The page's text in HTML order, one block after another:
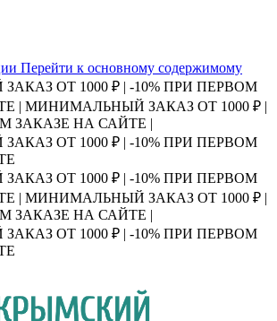
Перейти к основному содержимому
ОТ 1000 ₽ | -10% ПРИ ПЕРВОМ
| МИНИМАЛЬНЫЙ ЗАКАЗ ОТ 1000 ₽ |
ЗАКАЗЕ НА САЙТЕ |
ОТ 1000 ₽ | -10% ПРИ ПЕРВОМ
ОТ 1000 ₽ | -10% ПРИ ПЕРВОМ
| МИНИМАЛЬНЫЙ ЗАКАЗ ОТ 1000 ₽ |
ЗАКАЗЕ НА САЙТЕ |
ОТ 1000 ₽ | -10% ПРИ ПЕРВОМ